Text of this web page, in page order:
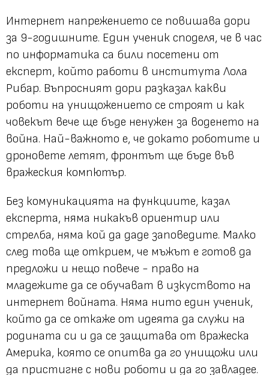
Интернет напрежението се повишава дори
за 9-годишните. Един ученик споделя, че в час
по информатика са били посетени от
експерт, който работи в института Лола
Рибар. Въпросният дори разказал какви
роботи на унищожението се строят и как
човекът вече ще бъде ненужен за воденето на
война. Най-важното е, че докато роботите и
дроновете летят, фронтът ще бъде във
вражеския компютър.
Без комуникацията на функциите, казал
експерта, няма никакъв ориентир или
стрелба, няма кой да даде заповедите. Малко
след това ще открием, че мъжът е готов да
предложи и нещо повече - право на
младежите да се обучават в изкуството на
интернет войната. Няма нито един ученик,
който да се откаже от идеята да служи на
родината си и да се защитава от вражеска
Америка, която се опитва да го унищожи или
да пристигне с нови роботи и да го завладее.